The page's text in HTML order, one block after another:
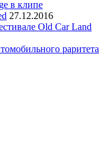
в клипе
27.12.2016
Old Car Land
раритета